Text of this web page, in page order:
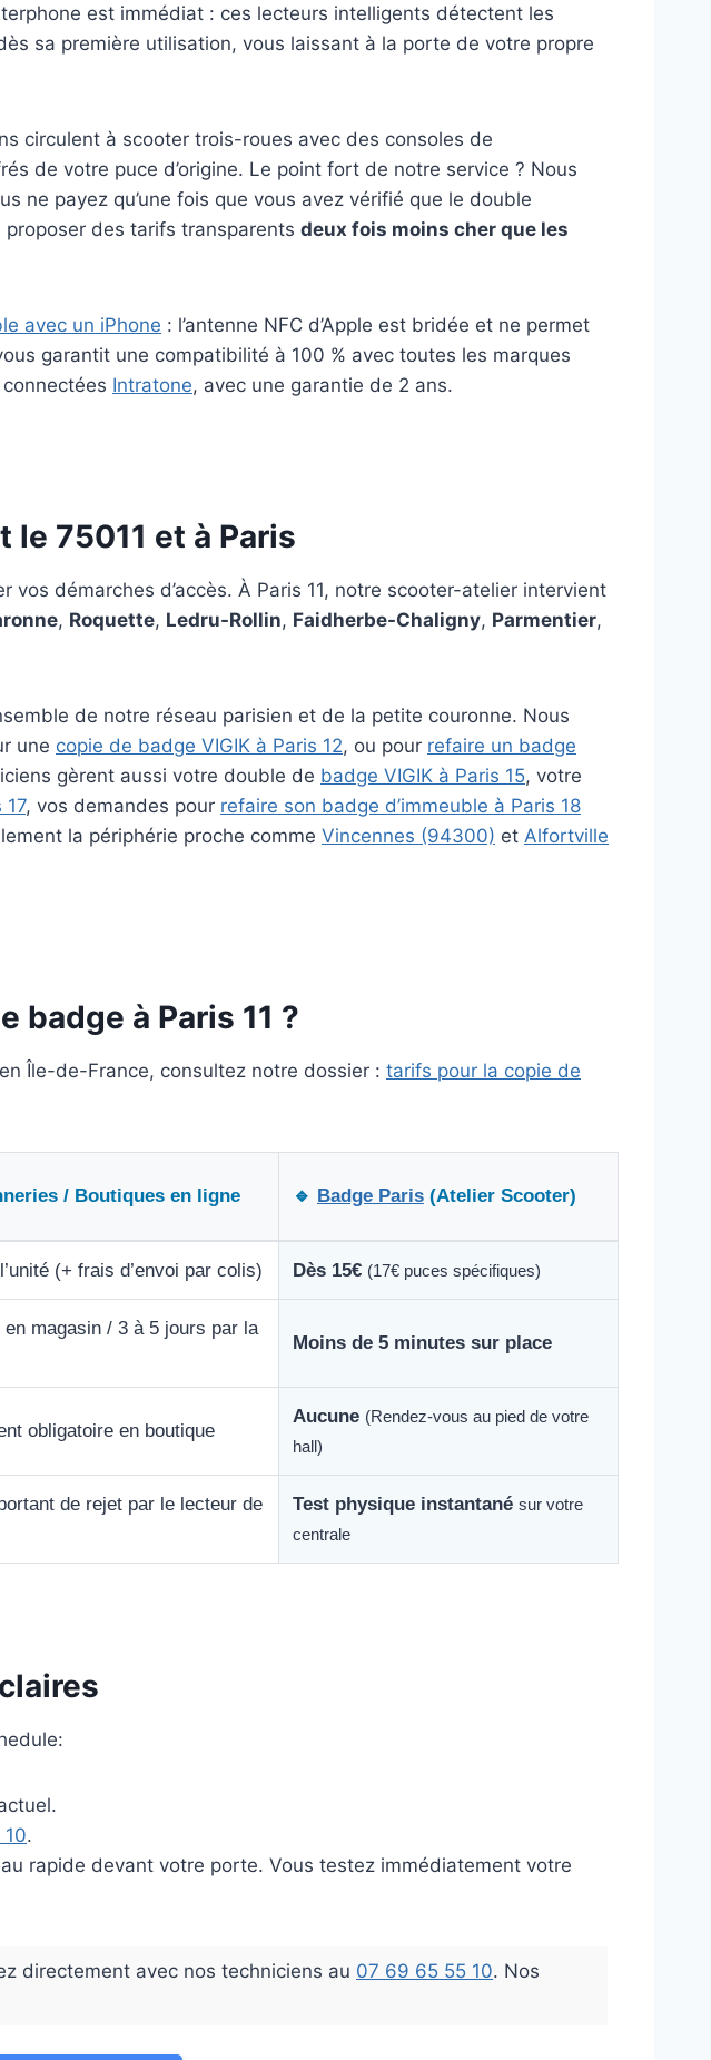
est immédiat : ces lecteurs intelligents détectent les
sa première utilisation, vous laissant à la porte de votre propre
circulent à scooter trois-roues avec des consoles de
de votre puce d’origine. Le point fort de notre service ? Nous
ne payez qu’une fois que vous avez vérifié que le double
des tarifs transparents deux fois moins cher que les
avec un iPhone : l’antenne NFC d’Apple est bridée et ne permet
garantit une compatibilité à 100 % avec toutes les marques
Intratone, avec une garantie de 2 ans.
75011 et à Paris
démarches d’accès. À Paris 11, notre scooter-atelier intervient
, Roquette, Ledru-Rollin, Faidherbe-Chaligny, Parmentier,
de notre réseau parisien et de la petite couronne. Nous
une copie de badge VIGIK à Paris 12, ou pour refaire un badge
gèrent aussi votre double de badge VIGIK à Paris 15, votre
17, vos demandes pour refaire son badge d’immeuble à Paris 18
la périphérie proche comme Vincennes (94300) et Alfortville
badge à Paris 11 ?
Île-de-France, consultez notre dossier : tarifs pour la copie de
/ Boutiques en ligne 🔹 Badge Paris (Atelier Scooter)
(+ frais d’envoi par colis) Dès 15€ (17€ puces spécifiques)
en magasin / 3 à 5 jours par la
Moins de 5 minutes sur place
obligatoire en boutique
Aucune (Rendez-vous au pied de votre
hall)
de rejet par le lecteur de
Test physique instantané sur votre
centrale
.
rapide devant votre porte. Vous testez immédiatement votre
directement avec nos techniciens au 07 69 65 55 10. Nos